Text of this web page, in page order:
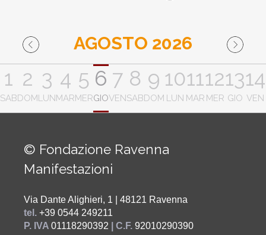
AGOSTO 2026
1
SAB
2
DOM
3
LUN
4
MAR
5
MER
6
GIO
7
VEN
8
SAB
9
DOM
10
LUN
11
MAR
12
MER
13
GIO
14
VEN
© Fondazione Ravenna
Manifestazioni
Via Dante Alighieri, 1 | 48121 Ravenna
tel. +39 0544 249211
P. IVA 01118290392 | C.F. 92010290390